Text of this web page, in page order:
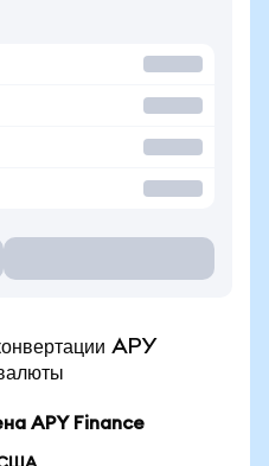
APY
APY Finance